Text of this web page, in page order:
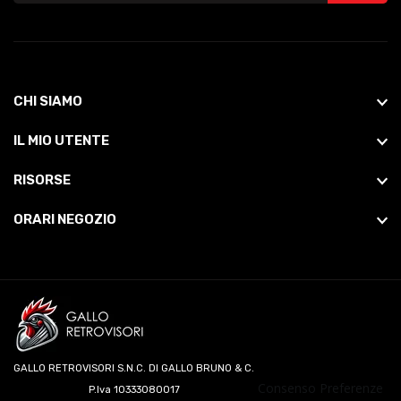
CHI SIAMO
IL MIO UTENTE
RISORSE
ORARI NEGOZIO
GALLO RETROVISORI S.N.C. DI GALLO BRUNO & C.
P.Iva 10333080017